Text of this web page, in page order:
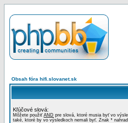
Obsah fóra hifi.slovanet.sk
Kľúčové slová:
Môžete použiť AND pre slová, ktoré musia byť vo
také, ktoré by vo výsledkoch nemali byť. Znak *